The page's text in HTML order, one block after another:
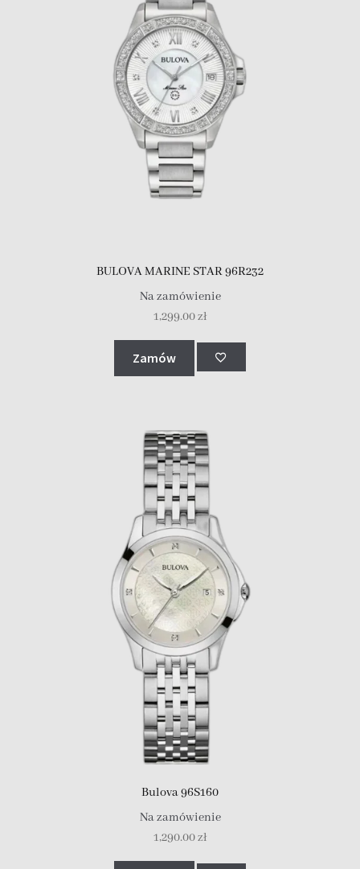
BULOVA MARINE STAR 96R232
Na zamówienie
1,299.00zł
Zamów
Bulova 96S160
Na zamówienie
1,290.00zł